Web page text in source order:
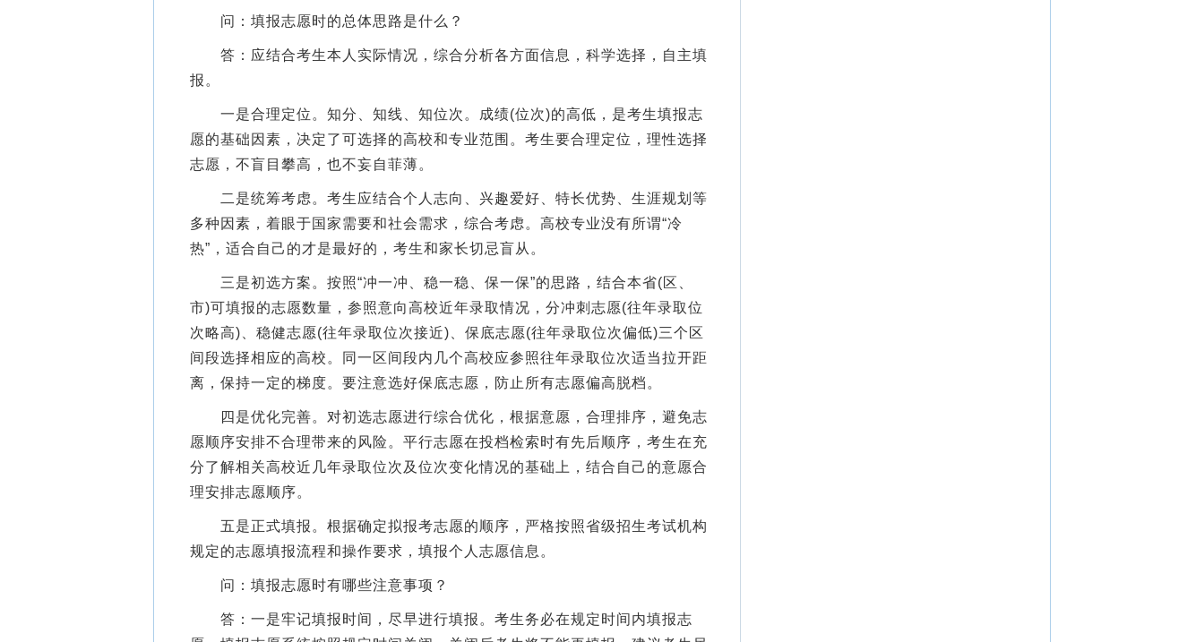
问：填报志愿时的总体思路是什么？
答：应结合考生本人实际情况，综合分析各方面信息，科学选择，自主填
报。
一是合理定位。知分、知线、知位次。成绩(位次)的高低，是考生填报志
愿的基础因素，决定了可选择的高校和专业范围。考生要合理定位，理性选择
志愿，不盲目攀高，也不妄自菲薄。
二是统筹考虑。考生应结合个人志向、兴趣爱好、特长优势、生涯规划等
多种因素，着眼于国家需要和社会需求，综合考虑。高校专业没有所谓“冷
热”，适合自己的才是最好的，考生和家长切忌盲从。
三是初选方案。按照“冲一冲、稳一稳、保一保”的思路，结合本省(区、
市)可填报的志愿数量，参照意向高校近年录取情况，分冲刺志愿(往年录取位
次略高)、稳健志愿(往年录取位次接近)、保底志愿(往年录取位次偏低)三个区
间段选择相应的高校。同一区间段内几个高校应参照往年录取位次适当拉开距
离，保持一定的梯度。要注意选好保底志愿，防止所有志愿偏高脱档。
四是优化完善。对初选志愿进行综合优化，根据意愿，合理排序，避免志
愿顺序安排不合理带来的风险。平行志愿在投档检索时有先后顺序，考生在充
分了解相关高校近几年录取位次及位次变化情况的基础上，结合自己的意愿合
理安排志愿顺序。
五是正式填报。根据确定拟报考志愿的顺序，严格按照省级招生考试机构
规定的志愿填报流程和操作要求，填报个人志愿信息。
问：填报志愿时有哪些注意事项？
答：一是牢记填报时间，尽早进行填报。考生务必在规定时间内填报志